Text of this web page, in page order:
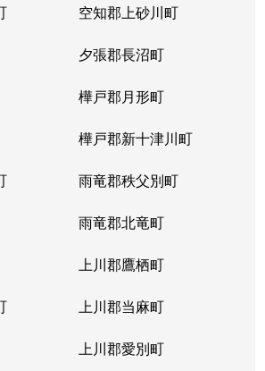
空知郡上砂川町
夕張郡長沼町
樺戸郡月形町
樺戸郡新十津川町
雨竜郡秩父別町
雨竜郡北竜町
上川郡鷹栖町
上川郡当麻町
上川郡愛別町